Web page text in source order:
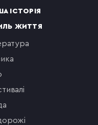
ІСТОРІЯ
ЖИТТЯ